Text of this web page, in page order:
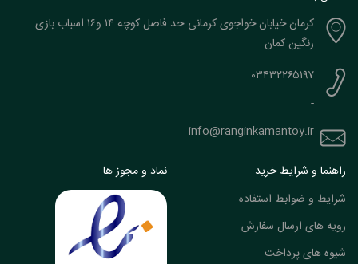
کرمان خیابان خواجوی کرمانی حد فاصل کوچه ۱۴ و۱۶ اسباب بازی
رنگین کمان
۰۳۴۳۲۲۶۵۱۹۷
-
info@ranginkamantoy.ir
راهنما و شرایط خرید
شرایط و ضوابط استفاده
رویه های ارسال سفارش
شیوه های پرداخت
نماد و مجوز ها